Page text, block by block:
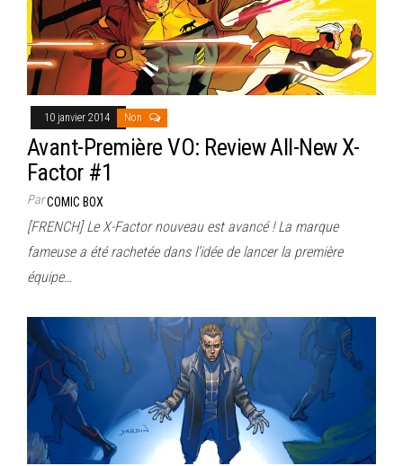
10 janvier 2014 Non
Avant-Première VO: Review All-New X-
Factor #1
ParCOMIC BOX
[FRENCH] Le X-Factor nouveau est avancé ! La marque
fameuse a été rachetée dans l’idée de lancer la première
équipe…